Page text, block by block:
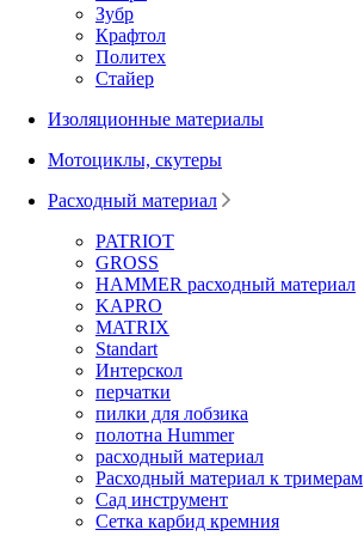
Зубр
Крафтол
Политех
Стайер
Изоляционные материалы
Мотоциклы, скутеры
Расходный материал
PATRIOT
GROSS
HAMMER расходный материал
KAPRO
MATRIX
Standart
Интерскол
перчатки
пилки для лобзика
полотна Hummer
расходный материал
Расходный материал к тримерам
Сад инструмент
Сетка карбид кремния